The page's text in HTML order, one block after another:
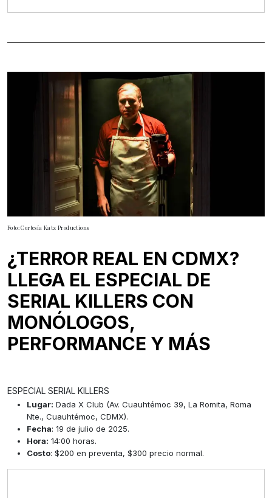
Foto: Cortesía Katz Productions
¿TERROR REAL EN CDMX?
LLEGA EL ESPECIAL DE
SERIAL KILLERS CON
MONÓLOGOS,
PERFORMANCE Y MÁS
ESPECIAL SERIAL KILLERS
Lugar: Dada X Club (Av. Cuauhtémoc 39, La Romita, Roma
Nte., Cuauhtémoc, CDMX).
Fecha: 19 de julio de 2025.
Hora: 14:00 horas.
Costo: $200 en preventa, $300 precio normal.